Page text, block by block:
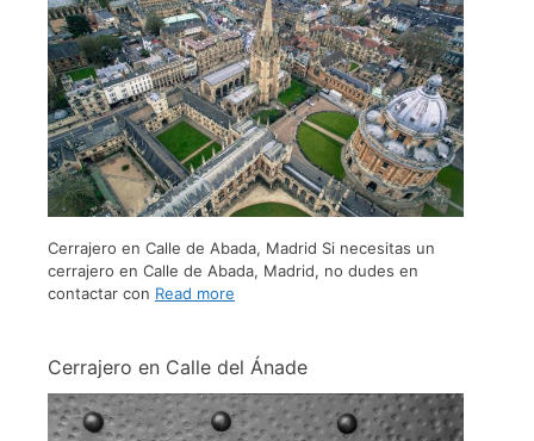
Cerrajero en Calle de Abada, Madrid Si necesitas un
cerrajero en Calle de Abada, Madrid, no dudes en
contactar con Read more
Cerrajero en Calle del Ánade